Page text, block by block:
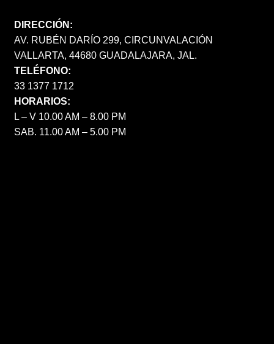
DIRECCIÓN:
AV. RUBÉN DARÍO 299, CIRCUNVALACIÓN
VALLARTA, 44680 GUADALAJARA, JAL.
TELÉFONO:
33 1377 1712
HORARIOS:
L – V 10.00 AM – 8.00 PM
SAB. 11.00 AM – 5.00 PM